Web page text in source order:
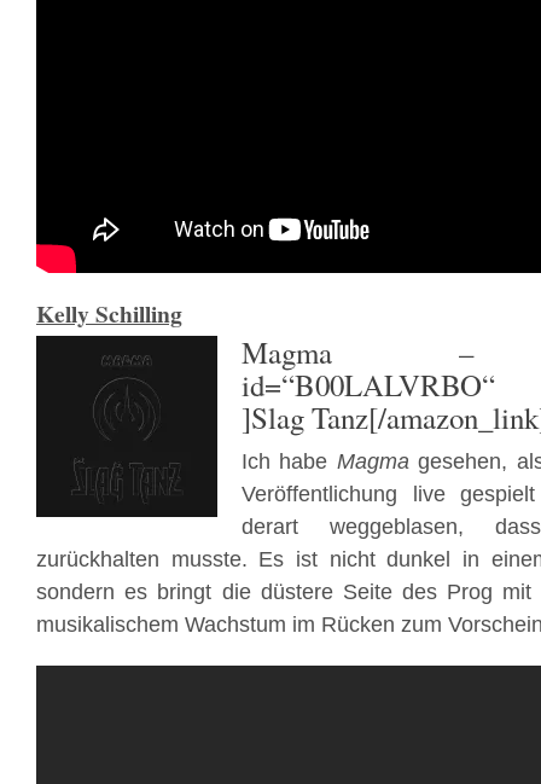
Kelly Schilling
Magma –
id=“B00LALVRBO“
]Slag Tanz[/
Ich habe Magmagesehen,
Veröffentlichung live
derart weggeblasen,
zurückhalten musste. Es ist nicht dunkel in
sondern es bringt die düstere Seite des Prog mit
musikalischem Wachstum im Rücken zum